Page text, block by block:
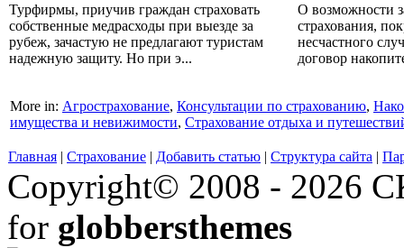
Турфирмы, приучив граждан страховать
собственные медрасходы при выезде за
рубеж, зачастую не предлагают туристам
надежную защиту. Но при э...
О возможности
страхования,
несчастного
договор
More in: Агрострахование, Консультации по страхованию,
имущества и невижимости, Страхование отдыха и
Главная | Страхование | Добавить статью | Структура сайта |
Copyright© 2008 - 2026
for globbersthemes